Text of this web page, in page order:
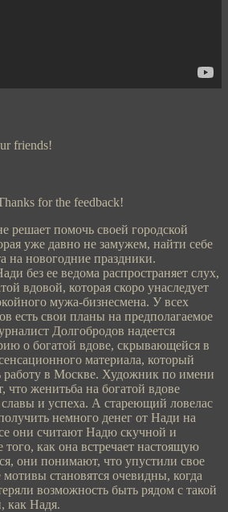
friends!
for the feedback!
решает помочь своей городской
уже давно не замужем, найти себе
на новогодние праздники.
без ее ведома распространяет слух,
вдовой, которая скоро унаследует
мужа-бизнесмена. У всех
есть свои планы на предполагаемое
Долгобродов надеется
о богатой вдове, скрывающейся в
материала, который
работу в Москве. Художник по имени
что женитьба на богатой вдове
и успеха. А стареющий ловелас
немного денег от Нади на
они считают Надю скучной и
как она встречает настоящую
они понимают, что упустили свое
становятся очевидны, когда
возможность быть рядом с такой
как Надя.